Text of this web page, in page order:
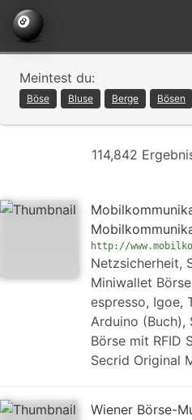
Meintest du:
Böse Bluse Berge Bösen
114,842
http://
Netzsicherheit,
Miniwallet
espresso, Igoe,
Arduino (Buch),
Börse mit RFID
Secrid Original
Wiener Börse-